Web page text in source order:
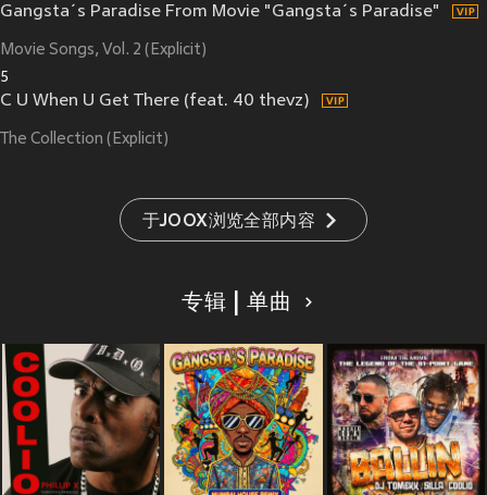
Gangsta´s Paradise From Movie "Gangsta´s Paradise"
Movie Songs, Vol. 2 (Explicit)
5
C U When U Get There (feat. 40 thevz)
The Collection (Explicit)
于JOOX浏览全部内容
专辑 | 单曲